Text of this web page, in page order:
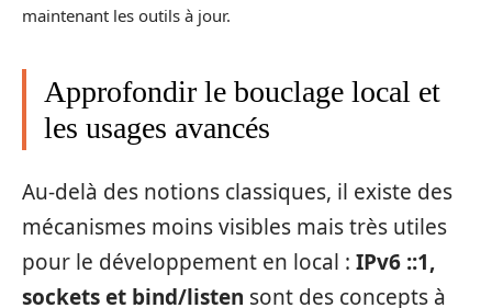
maintenant les outils à jour.
Approfondir le bouclage local et
les usages avancés
Au-delà des notions classiques, il existe des
mécanismes moins visibles mais très utiles
pour le développement en local : IPv6 ::1,
sockets et bind/listen sont des concepts à